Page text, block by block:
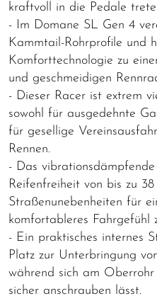
kraftvoll in die Pedale
- Im Domane SL Gen 4
Kammtail-Rohrprofile und
Komforttechnologie zu
und geschmeidigen
- Dieser Racer ist extrem
sowohl für ausgedehnte
für gesellige
Rennen.
- Das
Reifenfreiheit von bis zu
Straßenunebenheiten für
komfortableres Fahrgefühl
- Ein praktisches internes
Platz zur Unterbringung
während sich am Oberrohr
sicher anschrauben lässt.